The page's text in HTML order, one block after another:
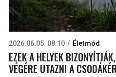
2026.06.05. 08:10 Életmód
EZEK A HELYEK
VÉGÉRE UTAZNI A